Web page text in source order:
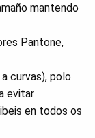
mantendo
Pantone,
curvas), polo
evitar
en todos os